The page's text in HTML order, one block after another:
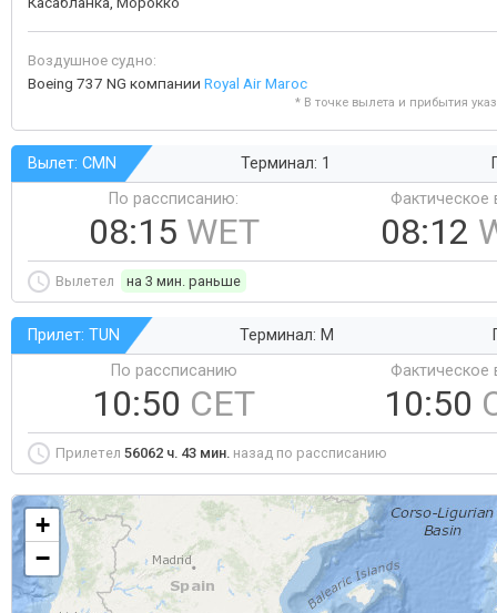
Воздушное судно:
Boeing 737 NG компании Royal Air Maroc
* В точке вылета и прибытия
Вылет: CMN Терминал: 1
По рассписанию:
08:15 WET
Фактическое
08:12
Вылетел на 3 мин. раньше
Прилет: TUN Терминал: M
По рассписанию
10:50 CET
Фактическое
10:50
Прилетел 56062 ч. 43 мин. назад по рассписанию
+
−